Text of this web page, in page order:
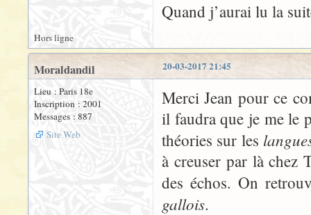
Quand j’aurai lu la
Hors ligne
20-03-2017 21:45
Moraldandil
Lieu : Paris 18e
Inscription : 2001
Messages : 887
Site Web
Merci Jean pour ce
il faudra que je me le
théories sur les
à creuser par là chez
des échos. On
gallois.